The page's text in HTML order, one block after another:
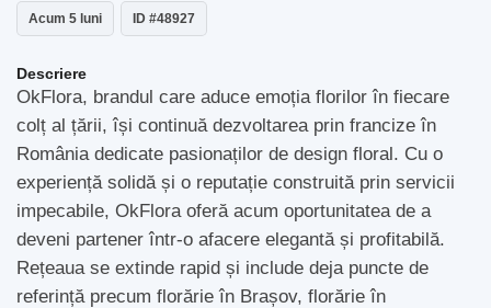
Acum 5 luni ID #48927
Descriere
OkFlora, brandul care aduce emoția florilor în fiecare
colț al țării, își continuă dezvoltarea prin francize în
România dedicate pasionaților de design floral. Cu o
experiență solidă și o reputație construită prin servicii
impecabile, OkFlora oferă acum oportunitatea de a
deveni partener într-o afacere elegantă și profitabilă.
Rețeaua se extinde rapid și include deja puncte de
referință precum florărie în Brașov, florărie în